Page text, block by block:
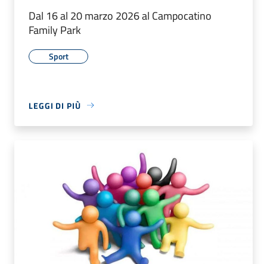
Dal 16 al 20 marzo 2026 al Campocatino
Family Park
Sport
LEGGI DI PIÙ